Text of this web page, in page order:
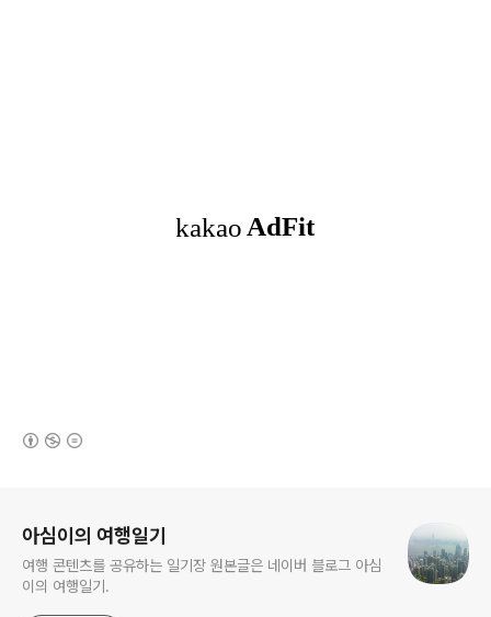
아심이의 여행일기
여행 콘텐츠를 공유하는 일기장 원본글은 네이버 블로그 아심
이의 여행일기.